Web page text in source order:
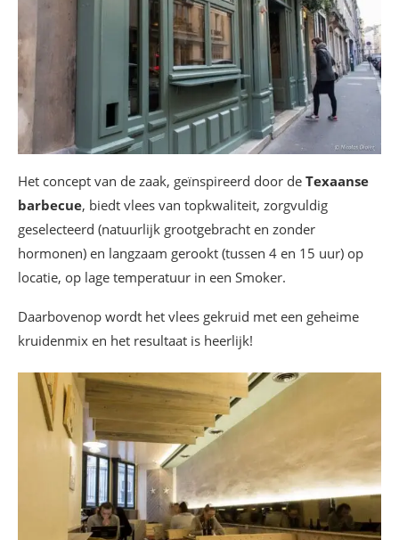
Het concept van de zaak, geïnspireerd door de Texaanse
barbecue, biedt vlees van topkwaliteit, zorgvuldig
geselecteerd (natuurlijk grootgebracht en zonder
hormonen) en langzaam gerookt (tussen 4 en 15 uur) op
locatie, op lage temperatuur in een Smoker.
Daarbovenop wordt het vlees gekruid met een geheime
kruidenmix en het resultaat is heerlijk!